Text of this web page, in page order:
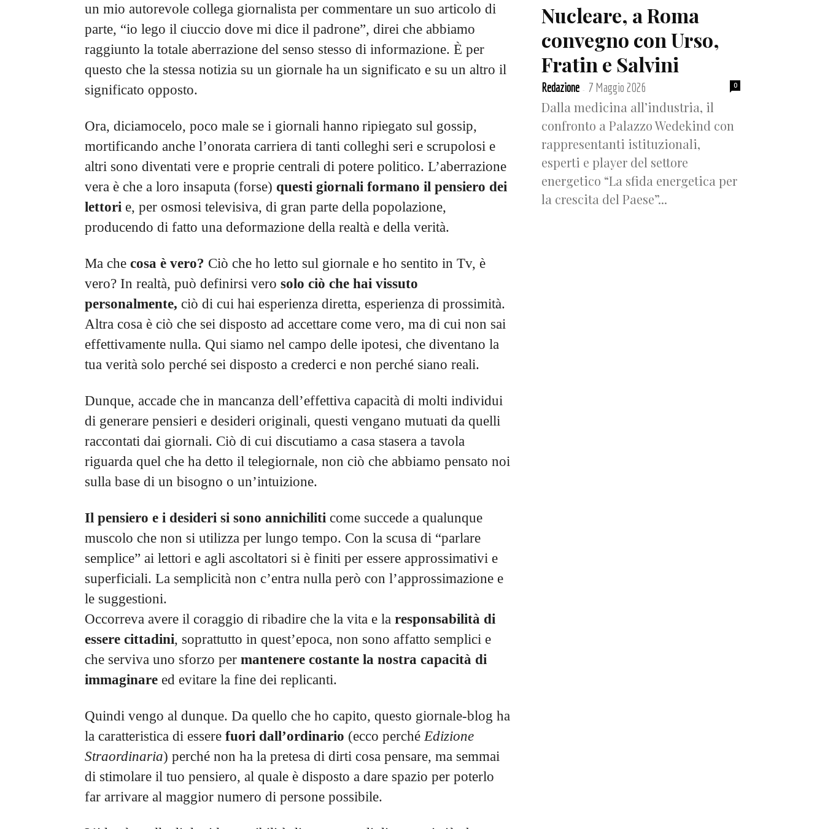
un mio autorevole collega giornalista per commentare un suo articolo di
parte, “io lego il ciuccio dove mi dice il padrone”, direi che abbiamo
raggiunto la totale aberrazione del senso stesso di informazione. È per
questo che la stessa notizia su un giornale ha un significato e su un altro il
significato opposto.
Ora, diciamocelo, poco male se i giornali hanno ripiegato sul gossip,
mortificando anche l’onorata carriera di tanti colleghi seri e scrupolosi e
altri sono diventati vere e proprie centrali di potere politico. L’aberrazione
vera è che a loro insaputa (forse) questi giornali formano il pensiero dei
lettori e, per osmosi televisiva, di gran parte della popolazione,
producendo di fatto una deformazione della realtà e della verità.
Ma che cosa è vero? Ciò che ho letto sul giornale e ho sentito in Tv, è
vero? In realtà, può definirsi vero solo ciò che hai vissuto
personalmente, ciò di cui hai esperienza diretta, esperienza di prossimità.
Altra cosa è ciò che sei disposto ad accettare come vero, ma di cui non sai
effettivamente nulla. Qui siamo nel campo delle ipotesi, che diventano la
tua verità solo perché sei disposto a crederci e non perché siano reali.
Dunque, accade che in mancanza dell’effettiva capacità di molti individui
di generare pensieri e desideri originali, questi vengano mutuati da quelli
raccontati dai giornali. Ciò di cui discutiamo a casa stasera a tavola
riguarda quel che ha detto il telegiornale, non ciò che abbiamo pensato noi
sulla base di un bisogno o un’intuizione.
Il pensiero e i desideri si sono annichiliti come succede a qualunque
muscolo che non si utilizza per lungo tempo. Con la scusa di “parlare
semplice” ai lettori e agli ascoltatori si è finiti per essere approssimativi e
superficiali. La semplicità non c’entra nulla però con l’approssimazione e
le suggestioni.
Occorreva avere il coraggio di ribadire che la vita e la responsabilità di
essere cittadini, soprattutto in quest’epoca, non sono affatto semplici e
che serviva uno sforzo per mantenere costante la nostra capacità di
immaginare ed evitare la fine dei replicanti.
Quindi vengo al dunque. Da quello che ho capito, questo giornale-blog ha
la caratteristica di essere fuori dall’ordinario (ecco perché Edizione
Straordinaria) perché non ha la pretesa di dirti cosa pensare, ma semmai
di stimolare il tuo pensiero, al quale è disposto a dare spazio per poterlo
far arrivare al maggior numero di persone possibile.
Nucleare, a Roma
convegno con Urso,
Fratin e Salvini
Redazione - 7 Maggio 2026 0
Dalla medicina all’industria, il
confronto a Palazzo Wedekind con
rappresentanti istituzionali,
esperti e player del settore
energetico “La sfida energetica per
la crescita del Paese”...